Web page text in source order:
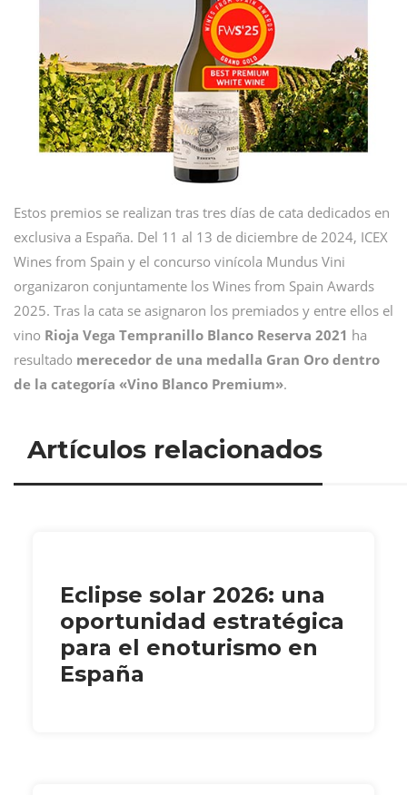
Estos premios se realizan tras tres días de cata dedicados en
exclusiva a España. Del 11 al 13 de diciembre de 2024, ICEX
Wines from Spain y el concurso vinícola Mundus Vini
organizaron conjuntamente los Wines from Spain Awards
2025. Tras la cata se asignaron los premiados y entre ellos el
vino Rioja Vega Tempranillo Blanco Reserva 2021 ha
resultado merecedor de una medalla Gran Oro dentro
de la categoría «Vino Blanco Premium».
Artículos relacionados
Eclipse solar 2026: una
oportunidad estratégica
para el enoturismo en
España